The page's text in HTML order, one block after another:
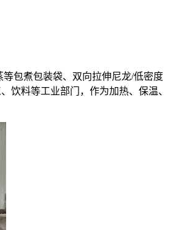
包煮包装袋、双向拉伸尼龙/低密度
饮料等工业部门，作为加热、保温、